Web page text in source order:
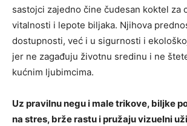
sastojci zajedno čine čudesan koktel za
vitalnosti i lepote biljaka. Njihova
dostupnosti, već i u sigurnosti i
jer ne zagađuju životnu sredinu i ne
kućnim ljubimcima.
Uz pravilnu negu i male trikove, biljke
na stres, brže rastu i pružaju vizuelni